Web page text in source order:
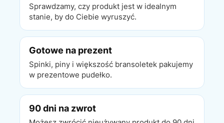
Sprawdzamy, czy produkt jest w idealnym
stanie, by do Ciebie wyruszyć.
Gotowe na prezent
Spinki, piny i większość bransoletek pakujemy
w prezentowe pudełko.
90 dni na zwrot